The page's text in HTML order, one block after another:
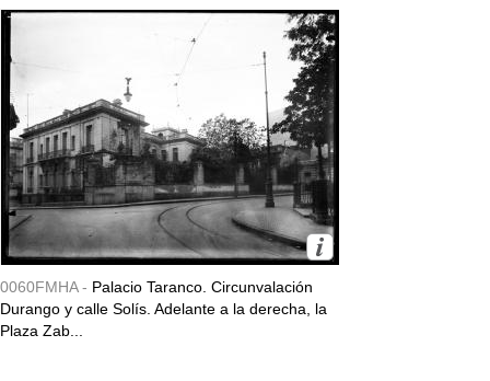
0060FMHA - Palacio Taranco. Circunvalación
Durango y calle Solís. Adelante a la derecha, la
Plaza Zab...